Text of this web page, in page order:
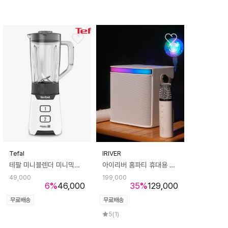
Tefal
테팔 미니블렌더 미니믹스 트라이탄 화이트 BL1601KR
6%
49,000
46,000
무료배송
IRIVER
아이리버 홈파티 휴대용 가정용 캠핑 방구석 나만의 무선 블루투스 노래방 스피커 듀얼마이크 IKS-30D
35%
199,000
129,000
무료배송
5(1)